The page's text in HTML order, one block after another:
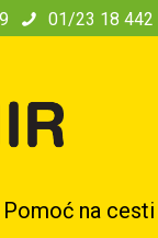
01/23 18 442
Pomoć na cesti